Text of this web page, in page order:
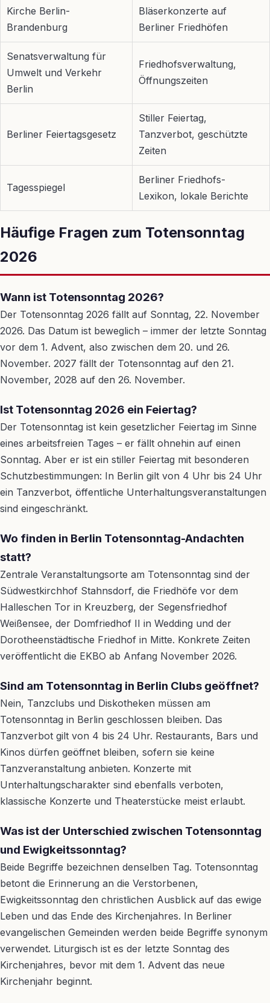
Kirche Berlin-
Brandenburg
Bläserkonzerte auf
Berliner Friedhöfen
Senatsverwaltung für
Umwelt und Verkehr
Berlin
Friedhofsverwaltung,
Öffnungszeiten
Berliner Feiertagsgesetz
Stiller Feiertag,
Tanzverbot, geschützte
Zeiten
Tagesspiegel
Berliner Friedhofs-
Lexikon, lokale Berichte
Häufige Fragen zum Totensonntag
2026
Wann ist Totensonntag 2026?
Der Totensonntag 2026 fällt auf Sonntag, 22. November
2026. Das Datum ist beweglich – immer der letzte Sonntag
vor dem 1. Advent, also zwischen dem 20. und 26.
November. 2027 fällt der Totensonntag auf den 21.
November, 2028 auf den 26. November.
Ist Totensonntag 2026 ein Feiertag?
Der Totensonntag ist kein gesetzlicher Feiertag im Sinne
eines arbeitsfreien Tages – er fällt ohnehin auf einen
Sonntag. Aber er ist ein stiller Feiertag mit besonderen
Schutzbestimmungen: In Berlin gilt von 4 Uhr bis 24 Uhr
ein Tanzverbot, öffentliche Unterhaltungsveranstaltungen
sind eingeschränkt.
Wo finden in Berlin Totensonntag-Andachten
statt?
Zentrale Veranstaltungsorte am Totensonntag sind der
Südwestkirchhof Stahnsdorf, die Friedhöfe vor dem
Halleschen Tor in Kreuzberg, der Segensfriedhof
Weißensee, der Domfriedhof II in Wedding und der
Dorotheenstädtische Friedhof in Mitte. Konkrete Zeiten
veröffentlicht die EKBO ab Anfang November 2026.
Sind am Totensonntag in Berlin Clubs geöffnet?
Nein, Tanzclubs und Diskotheken müssen am
Totensonntag in Berlin geschlossen bleiben. Das
Tanzverbot gilt von 4 bis 24 Uhr. Restaurants, Bars und
Kinos dürfen geöffnet bleiben, sofern sie keine
Tanzveranstaltung anbieten. Konzerte mit
Unterhaltungscharakter sind ebenfalls verboten,
klassische Konzerte und Theaterstücke meist erlaubt.
Was ist der Unterschied zwischen Totensonntag
und Ewigkeitssonntag?
Beide Begriffe bezeichnen denselben Tag. Totensonntag
betont die Erinnerung an die Verstorbenen,
Ewigkeitssonntag den christlichen Ausblick auf das ewige
Leben und das Ende des Kirchenjahres. In Berliner
evangelischen Gemeinden werden beide Begriffe synonym
verwendet. Liturgisch ist es der letzte Sonntag des
Kirchenjahres, bevor mit dem 1. Advent das neue
Kirchenjahr beginnt.